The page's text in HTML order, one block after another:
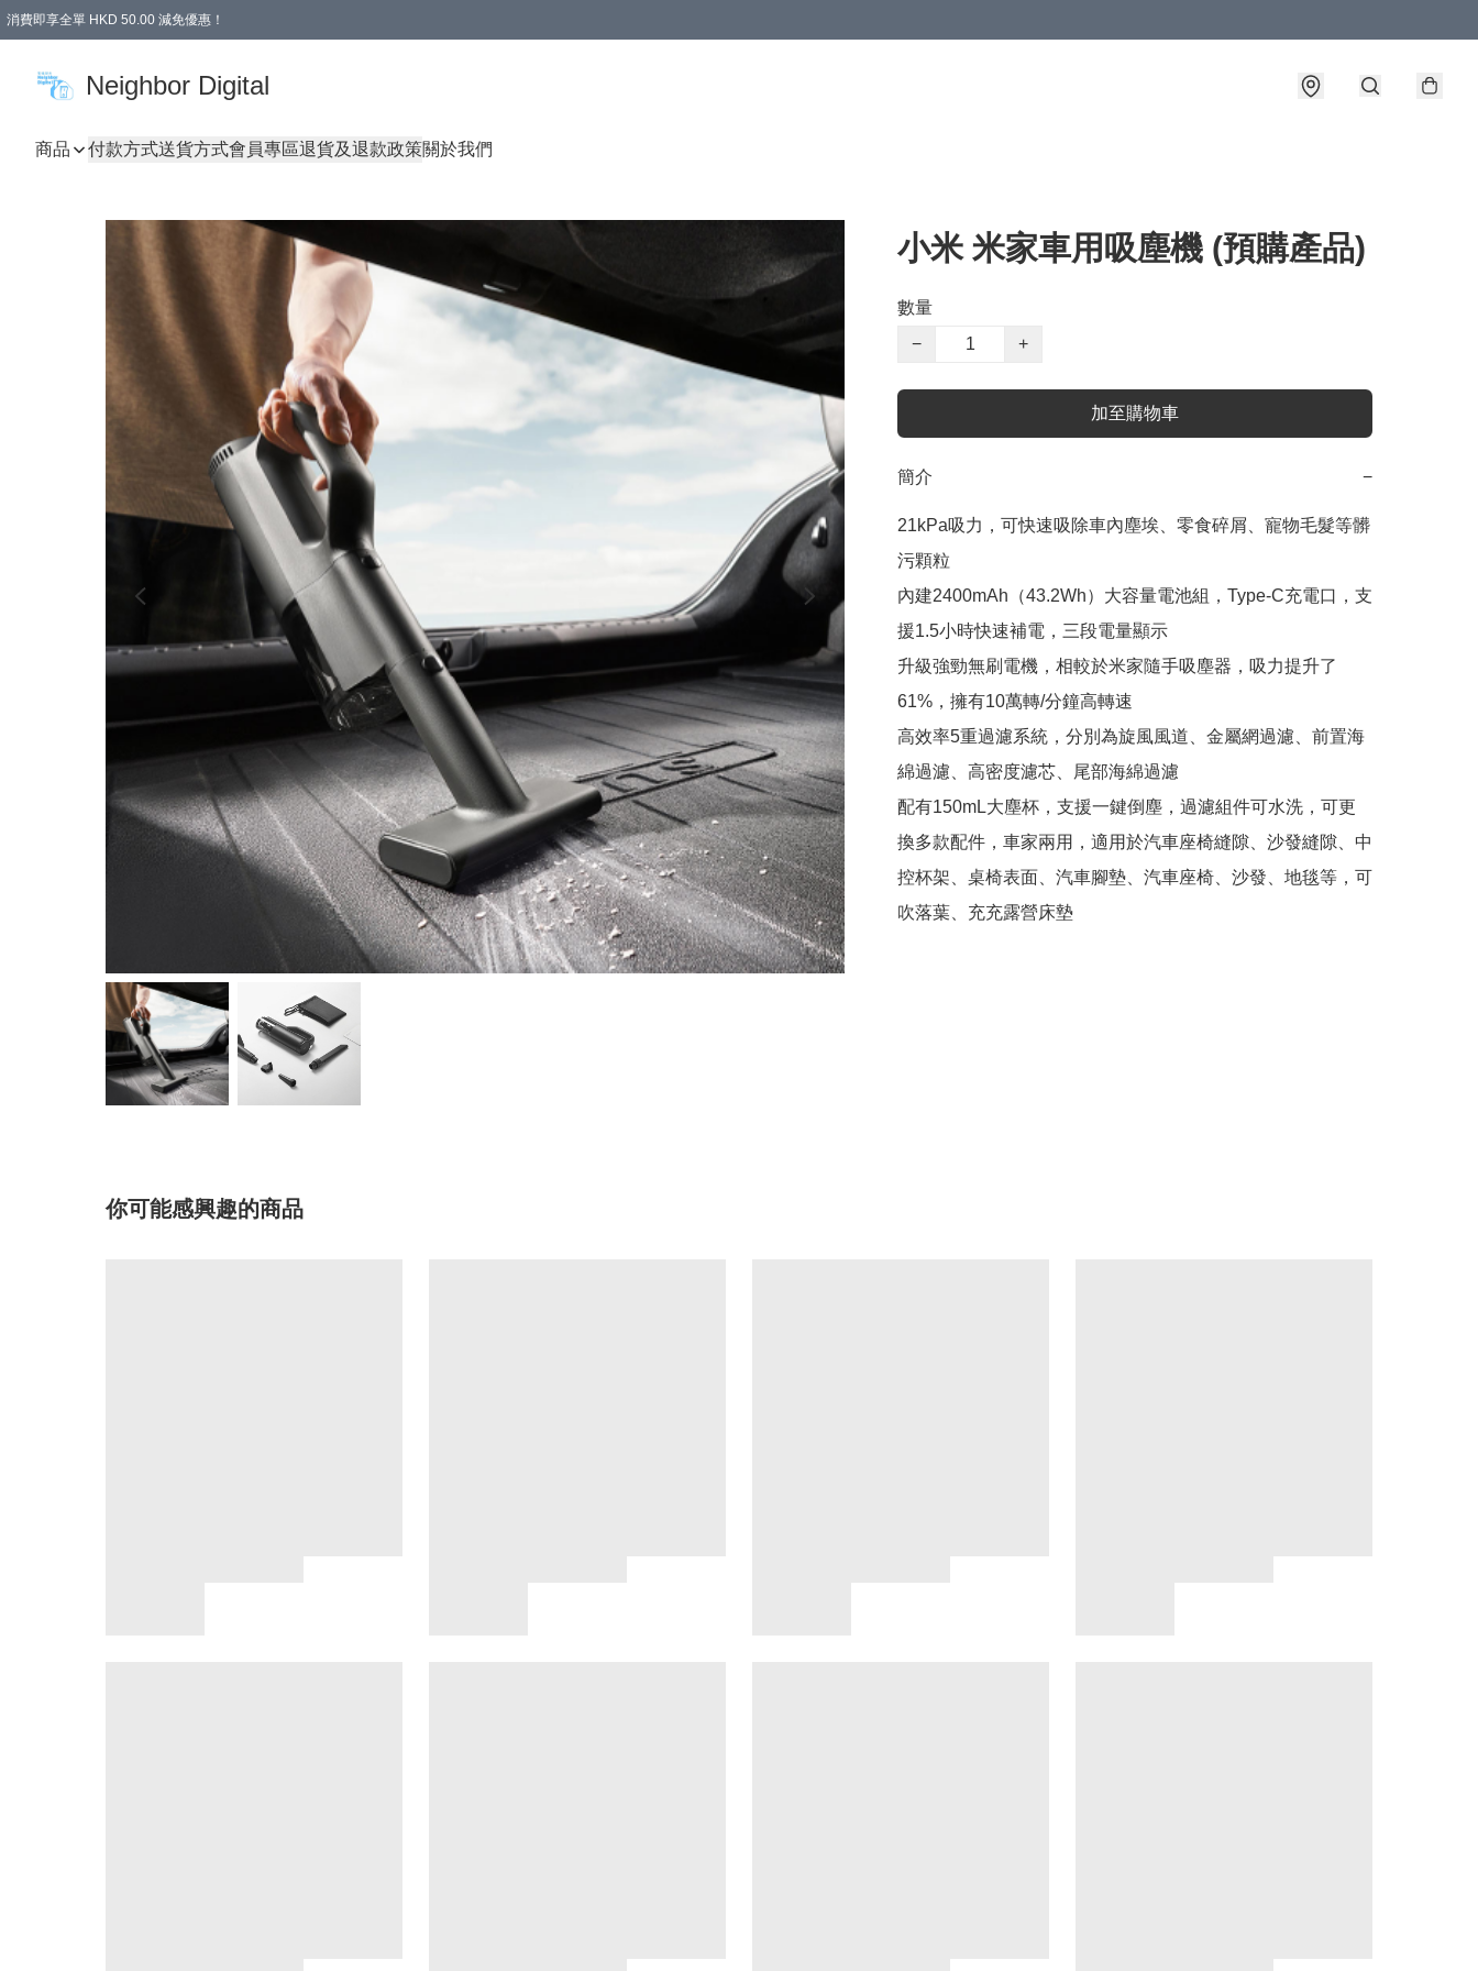
消費即享全單 HKD 50.00 減免優惠！
Neighbor Digital
商品 付款方式送貨方式會員專區退貨及退款政策關於我們
小米 米家車用吸塵機 (預購產品)
數量
−
+
加至購物車
簡介 −
21kPa吸力，可快速吸除車內塵埃、零食碎屑、寵物毛髮等髒
污顆粒
內建2400mAh（43.2Wh）大容量電池組，Type-C充電口，支
援1.5小時快速補電，三段電量顯示
升級強勁無刷電機，相較於米家隨手吸塵器，吸力提升了
61%，擁有10萬轉/分鐘高轉速
高效率5重過濾系統，分別為旋風風道、金屬網過濾、前置海
綿過濾、高密度濾芯、尾部海綿過濾
配有150mL大塵杯，支援一鍵倒塵，過濾組件可水洗，可更
換多款配件，車家兩用，適用於汽車座椅縫隙、沙發縫隙、中
控杯架、桌椅表面、汽車腳墊、汽車座椅、沙發、地毯等，可
吹落葉、充充露營床墊
你可能感興趣的商品